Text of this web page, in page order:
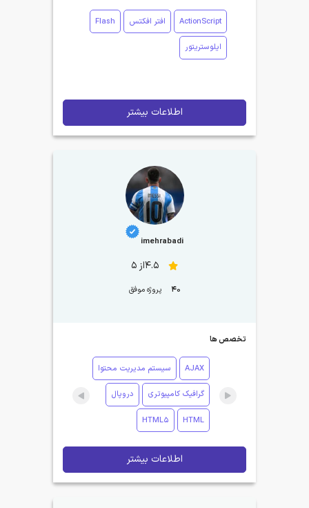
ActionScript افتر افکتس Flash
ایلوستریتور
اطلاعات بیشتر
imehrabadi
4.5از 5
40 پروژه موفق
تخصص ها
AJAX سیستم مدیریت محتوا
گرافیک کامپیوتری دروپال
HTML
HTML5
اطلاعات بیشتر